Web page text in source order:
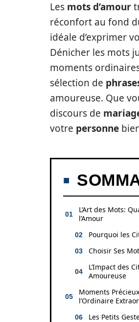
Les mots d’amour
réconfort au fond
idéale d’exprimer
Dénicher les mots
moments
sélection de
amoureuse. Que
discours de
votre personne
L’Art des Mots:
l’Amour
Pourquoi les
Choisir Ses
L’Impact des
Amoureuse
Moments
l’Ordinaire
Les Petits